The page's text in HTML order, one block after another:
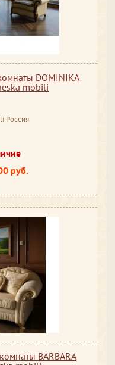
DOMINIKA
mobili
Россия
руб.
BARBARA